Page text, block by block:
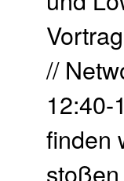
//
12:40-
finden